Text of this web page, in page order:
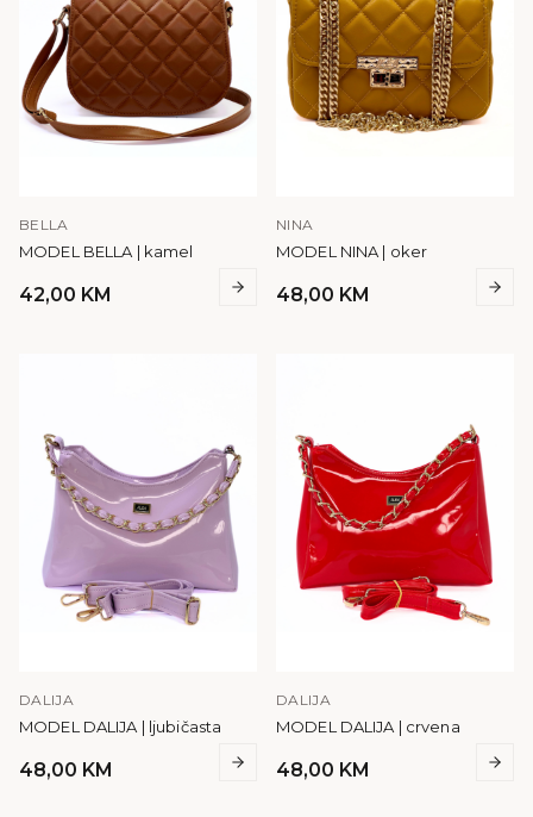
BELLA
MODEL BELLA | kamel
42,00 KM
NINA
MODEL NINA | oker
48,00 KM
DALIJA
MODEL DALIJA | ljubičasta
48,00 KM
DALIJA
MODEL DALIJA | crvena
48,00 KM